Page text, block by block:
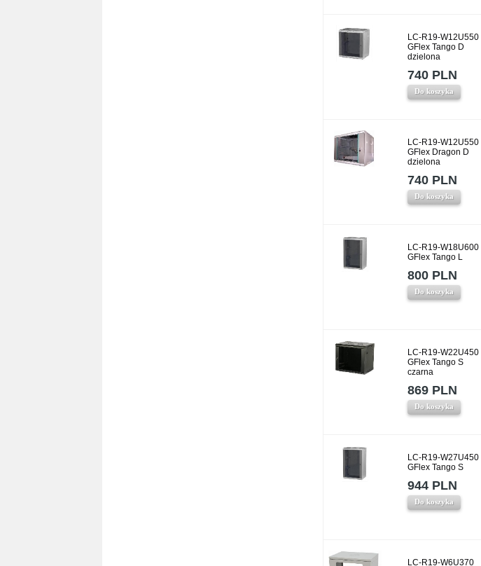
LC-R19-W12U550
GFlex Tango D
dzielona
740 PLN
Do koszyka
LC-R19-W12U550
GFlex Dragon D
dzielona
740 PLN
Do koszyka
LC-R19-W18U600
GFlex Tango L
800 PLN
Do koszyka
LC-R19-W22U450
GFlex Tango S
czarna
869 PLN
Do koszyka
LC-R19-W27U450
GFlex Tango S
944 PLN
Do koszyka
LC-R19-W6U370